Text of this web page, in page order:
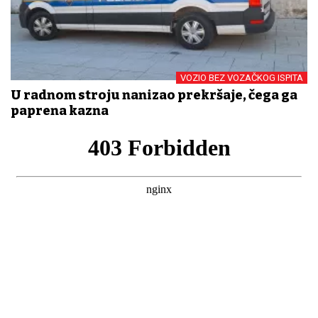
VOZIO BEZ VOZAČKOG ISPITA
U radnom stroju nanizao prekršaje, čega ga
paprena kazna